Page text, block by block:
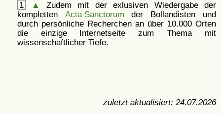
1 ▲
Zudem mit der exlusiven Wiedergabe der
kompletten Acta Sanctorum der Bollandisten und
durch persönliche Recherchen an über 10.000 Orten
die einzige Internetseite zum Thema mit
wissenschaftlicher Tiefe.
zuletzt aktualisiert: 24.07.2026